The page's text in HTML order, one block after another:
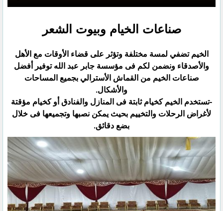
صناعات الخيام وبيوت الشعر
الخيم تضفي لمسة مختلفة وتؤثر على قضاء الأوقات مع الأهل
والأصدقاء ونضمن لكم فى مؤسسة جابر عبد الله توفير ‏أفضل
صناعات الخيم من القماش الأسترالي بجميع المساحات
والأشكال.‏
‏-تستخدم الخيم كخيام ثابتة فى المنازل والفنادق أو كخيام مؤقتة
لأغراض الرحلات والتخييم بحيث يمكن نصبها وتجميعها ‏فى خلال
بضع دقائق.‏